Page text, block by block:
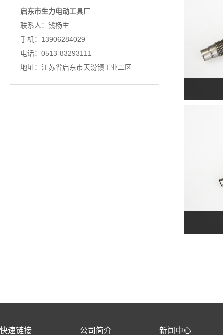
启东市生力电动工具厂
联系人：钱杨生
手机：13906284029
电话：0513-83293111
地址：江苏省启东市天汾镇工业二区
快速链接 公司简介 新闻中心